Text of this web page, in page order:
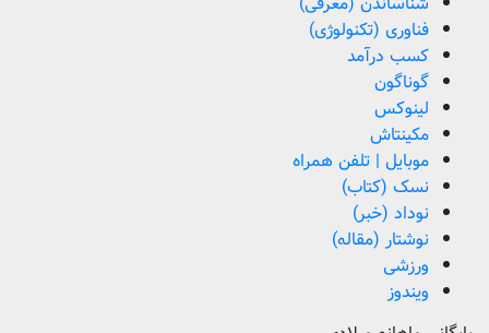
فناوری (تکنولوژی)
کسب درآمد
گوناگون
لینوکس
مکینتاش
موبایل | تلفن همراه
نسک (کتاب)
نوداد (خبر)
نوشتار (مقاله)
ورزشی
ویندوز